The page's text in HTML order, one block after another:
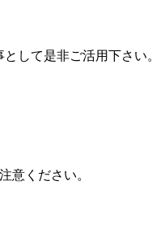
して是非ご活用下さい。
ください。